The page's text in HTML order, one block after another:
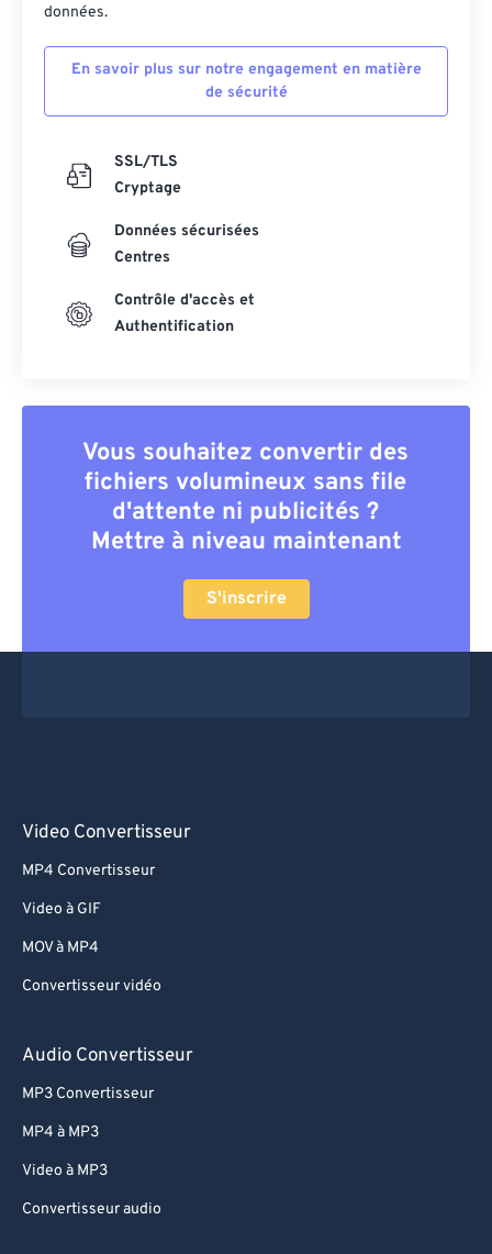
données.
En savoir plus sur notre engagement en matière
de sécurité
SSL/TLS
Cryptage
Données sécurisées
Centres
Contrôle d'accès et
Authentification
Vous souhaitez convertir des
fichiers volumineux sans file
d'attente ni publicités ?
Mettre à niveau maintenant
S'inscrire
Video Convertisseur
MP4 Convertisseur
Video à GIF
MOV à MP4
Convertisseur vidéo
Audio Convertisseur
MP3 Convertisseur
MP4 à MP3
Video à MP3
Convertisseur audio